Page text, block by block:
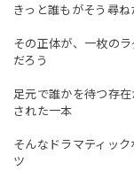
きっと誰もがそう尋
その正体が、一枚の
だろう
足元で誰かを待つ存
された一本
そんなドラマティッ
ツ